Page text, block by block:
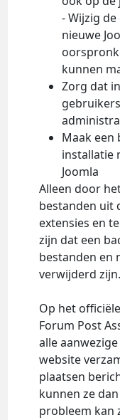
- Wijzig
nieuwe
kunnen
Zorg dat
Maak een
installatie
Joomla
Alleen door
bestanden uit
extensies en
zijn dat een
bestanden en
verwijderd zijn.
Op het
Forum Post
alle
website
plaatsen
kunnen ze
probleem kan